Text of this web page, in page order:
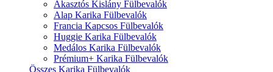
Akasztós Kislány Fülbevalók
Alap Karika Fülbevalók
Francia Kapcsos Fülbevalók
Huggie Karika Fülbevalók
Medálos Karika Fülbevalók
Prémium+ Karika Fülbevalók
Összes Karika Fülbevalók